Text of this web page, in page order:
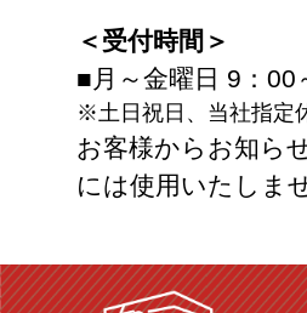
＜受付時間＞
■月～金曜日 9：00
※土日祝日、当社指定
お客様からお知ら
には使用いたしま